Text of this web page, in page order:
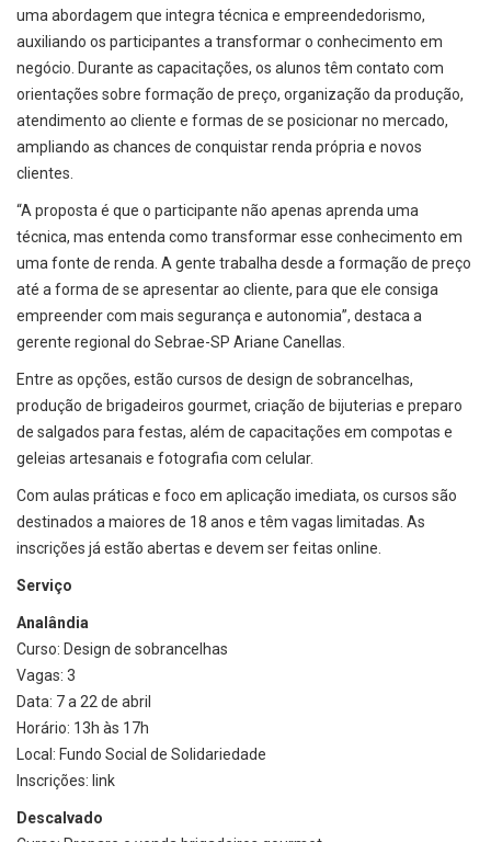
uma abordagem que integra técnica e empreendedorismo,
auxiliando os participantes a transformar o conhecimento em
negócio. Durante as capacitações, os alunos têm contato com
orientações sobre formação de preço, organização da produção,
atendimento ao cliente e formas de se posicionar no mercado,
ampliando as chances de conquistar renda própria e novos
clientes.
“A proposta é que o participante não apenas aprenda uma
técnica, mas entenda como transformar esse conhecimento em
uma fonte de renda. A gente trabalha desde a formação de preço
até a forma de se apresentar ao cliente, para que ele consiga
empreender com mais segurança e autonomia”, destaca a
gerente regional do Sebrae-SP Ariane Canellas.
Entre as opções, estão cursos de design de sobrancelhas,
produção de brigadeiros gourmet, criação de bijuterias e preparo
de salgados para festas, além de capacitações em compotas e
geleias artesanais e fotografia com celular.
Com aulas práticas e foco em aplicação imediata, os cursos são
destinados a maiores de 18 anos e têm vagas limitadas. As
inscrições já estão abertas e devem ser feitas online.
Serviço
Analândia
Curso: Design de sobrancelhas
Vagas: 3
Data: 7 a 22 de abril
Horário: 13h às 17h
Local: Fundo Social de Solidariedade
Inscrições: link
Descalvado